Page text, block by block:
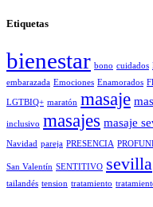
Etiquetas
bienestar bono cuidados
embarazada Emociones Enamorados
LGTBIQ+ maratón masaje
inclusivo masajes masaje
Navidad pareja PRESENCIA
San Valentín SENTITIVO sevilla
tailandés tension tratamiento